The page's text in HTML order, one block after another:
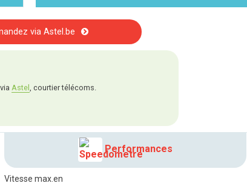
via Astel.be
via Astel , courtier télécoms.
Performances
Vitesse max.en